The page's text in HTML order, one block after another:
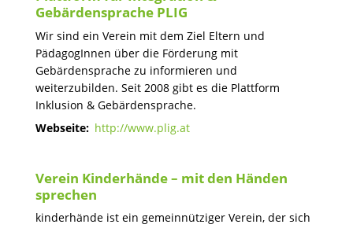
Gebärdensprache PLIG
Wir sind ein Verein mit dem Ziel Eltern und
PädagogInnen über die Förderung mit
Gebärdensprache zu informieren und
weiterzubilden. Seit 2008 gibt es die Plattform
Inklusion & Gebärdensprache.
Webseite: http://www.plig.at
Verein Kinderhände – mit den Händen
sprechen
kinderhände ist ein gemeinnütziger Verein, der sich